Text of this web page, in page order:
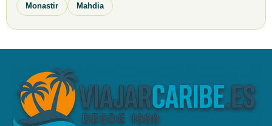
Monastir Mahdia